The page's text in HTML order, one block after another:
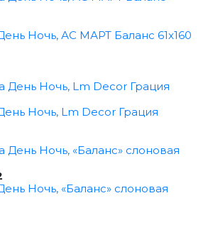
Ночь, АС МАРТ Баланс 61x160
Ночь, Lm Decor Грация
Ночь, «Баланс» слоновая